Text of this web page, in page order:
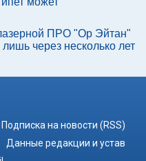
ПРО "Ор Эйтан"
через несколько лет
Подписка на новости (RSS)
Данные редакции и устав